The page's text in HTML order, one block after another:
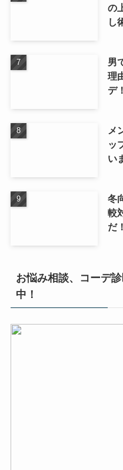
の
し
男
理
デ！
メ
ッ
い
冬
較
だ
お悩み相談、コーデ
中！